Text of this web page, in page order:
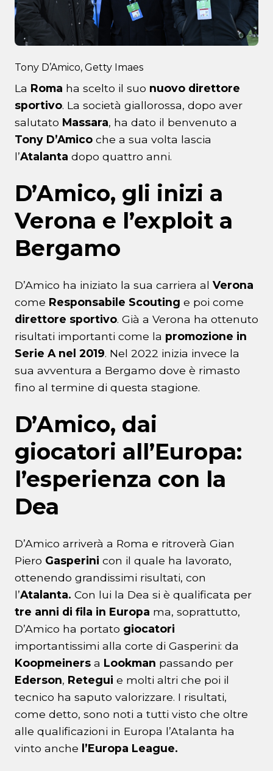
Tony D’Amico, Getty Imaes
La Roma ha scelto il suo nuovo direttore
sportivo. La società giallorossa, dopo aver
salutato Massara, ha dato il benvenuto a
Tony D’Amico che a sua volta lascia
l’Atalanta dopo quattro anni.
D’Amico, gli inizi a
Verona e l’exploit a
Bergamo
D’Amico ha iniziato la sua carriera al Verona
come Responsabile Scouting e poi come
direttore sportivo. Già a Verona ha ottenuto
risultati importanti come la promozione in
Serie A nel 2019. Nel 2022 inizia invece la
sua avventura a Bergamo dove è rimasto
fino al termine di questa stagione.
D’Amico, dai
giocatori all’Europa:
l’esperienza con la
Dea
D’Amico arriverà a Roma e ritroverà Gian
Piero Gasperini con il quale ha lavorato,
ottenendo grandissimi risultati, con
l’Atalanta. Con lui la Dea si è qualificata per
tre anni di fila in Europa ma, soprattutto,
D’Amico ha portato giocatori
importantissimi alla corte di Gasperini: da
Koopmeiners a Lookman passando per
Ederson, Retegui e molti altri che poi il
tecnico ha saputo valorizzare. I risultati,
come detto, sono noti a tutti visto che oltre
alle qualificazioni in Europa l’Atalanta ha
vinto anche l’Europa League.